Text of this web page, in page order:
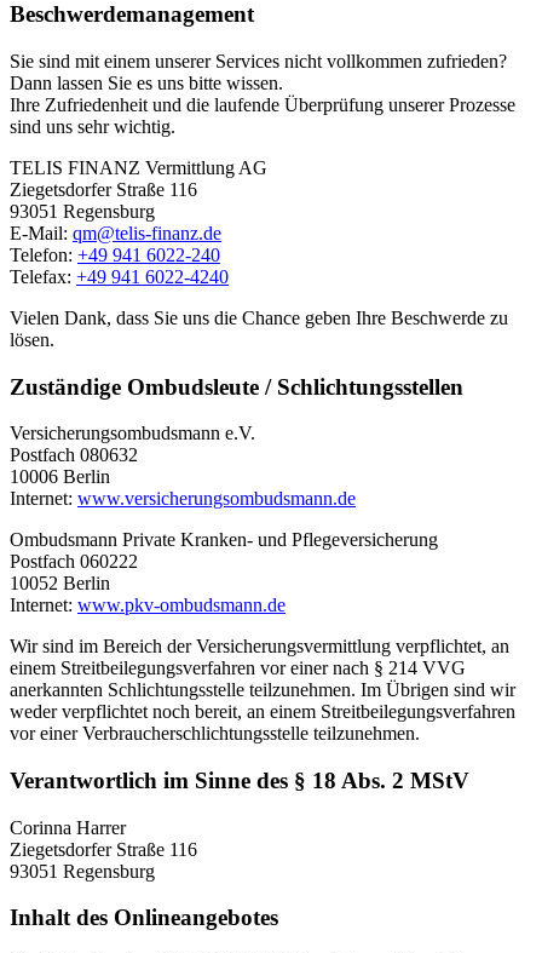
Beschwerdemanagement
Sie sind mit einem unserer Services nicht vollkommen zufrieden?
Dann lassen Sie es uns bitte wissen.
Ihre Zufriedenheit und die laufende Überprüfung unserer Prozesse
sind uns sehr wichtig.
TELIS FINANZ Vermittlung AG
Ziegetsdorfer Straße 116
93051 Regensburg
E-Mail: qm@telis-finanz.de
Telefon: +49 941 6022-240
Telefax: +49 941 6022-4240
Vielen Dank, dass Sie uns die Chance geben Ihre Beschwerde zu
lösen.
Zuständige Ombudsleute / Schlichtungsstellen
Versicherungsombudsmann e.V.
Postfach 080632
10006 Berlin
Internet: www.versicherungsombudsmann.de
Ombudsmann Private Kranken- und Pflegeversicherung
Postfach 060222
10052 Berlin
Internet: www.pkv-ombudsmann.de
Wir sind im Bereich der Versicherungsvermittlung verpflichtet, an
einem Streitbeilegungsverfahren vor einer nach § 214 VVG
anerkannten Schlichtungsstelle teilzunehmen. Im Übrigen sind wir
weder verpflichtet noch bereit, an einem Streitbeilegungsverfahren
vor einer Verbraucherschlichtungsstelle teilzunehmen.
Verantwortlich im Sinne des § 18 Abs. 2 MStV
Corinna Harrer
Ziegetsdorfer Straße 116
93051 Regensburg
Inhalt des Onlineangebotes